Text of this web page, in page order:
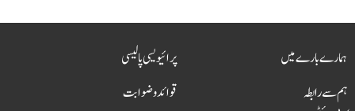
ہمارے بارے میں
ہم سے رابطہ
پرائیویسی پالیسی
قوائد و ضوابت